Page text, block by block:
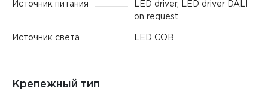
Источник питания
LED driver, LED driver DALI
on request
Источник света LED COB
Крепежный тип